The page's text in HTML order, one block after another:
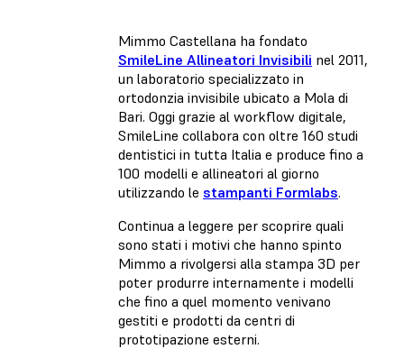
Mimmo Castellana ha fondato
SmileLine Allineatori Invisibili nel 2011,
un laboratorio specializzato in
ortodonzia invisibile ubicato a Mola di
Bari. Oggi grazie al workflow digitale,
SmileLine collabora con oltre 160 studi
dentistici in tutta Italia e produce fino a
100 modelli e allineatori al giorno
utilizzando le stampanti Formlabs.
Continua a leggere per scoprire quali
sono stati i motivi che hanno spinto
Mimmo a rivolgersi alla stampa 3D per
poter produrre internamente i modelli
che fino a quel momento venivano
gestiti e prodotti da centri di
prototipazione esterni.